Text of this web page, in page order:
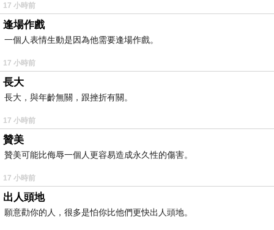
17 小時前
逢場作戲
一個人表情生動是因為他需要逢場作戲。
17 小時前
長大
長大，與年齡無關，跟挫折有關。
17 小時前
贊美
贊美可能比侮辱一個人更容易造成永久性的傷害。
17 小時前
出人頭地
願意勸你的人，很多是怕你比他們更快出人頭地。